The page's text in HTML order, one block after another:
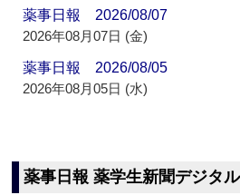
薬事日報 2026/08/07
2026年08月07日 (金)
薬事日報 2026/08/05
2026年08月05日 (水)
薬事日報 薬学生新聞デジタル